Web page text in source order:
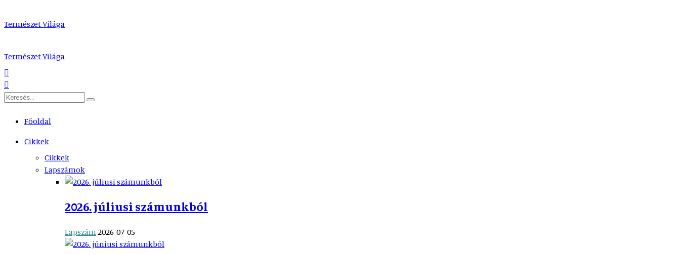
Természet Világa
Természet Világa
Főoldal
Cikkek
Cikkek
Lapszámok
2026. júliusi számunkból
Lapszám 2026-07-05